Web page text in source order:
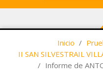
Inicio /
II SAN SILVESTRAIL
/ Informe de